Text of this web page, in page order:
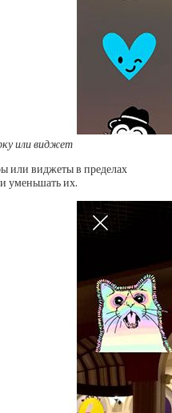
или виджет
или виджеты в пределах
уменьшать их.